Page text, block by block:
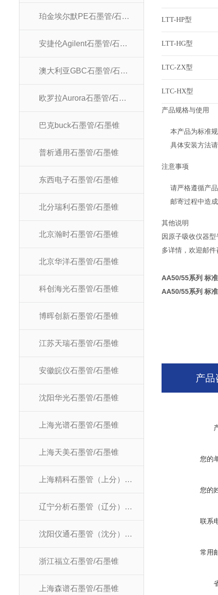
珀金埃尔默PE石墨管/石墨锥
安捷伦Agilent石墨管/石墨锥
澳大利亚GBC石墨管/石墨锥
欧罗拉Aurora石墨管/石墨锥
巴克buck石墨管/石墨锥
普析通用石墨管/石墨锥
东西电子石墨管/石墨锥
北分瑞利石墨管/石墨锥
北京瀚时石墨管/石墨锥
北京华洋石墨管/石墨锥
科创海光石墨管/石墨锥
博晖创新石墨管/石墨锥
江苏天瑞石墨管/石墨锥
安徽皖仪石墨管/石墨锥
沈阳华光石墨管/石墨锥
上海光谱石墨管/石墨锥
上海天美石墨管/石墨锥
上海精科石墨管（上分）/石墨锥
辽宁分析石墨管（辽分）/石墨锥
沈阳仪通石墨管（沈分）/石墨锥
浙江福立石墨管/石墨锥
上海森谱石墨管/石墨锥
LTT-HP型
LTT-HG型
LTC-ZX型
LTC-HX型
产品规格与使用
本产品为标准
具体安装方法
注意事项
请严格遵循产
邮寄过程中造
其他说明
因原子吸收仪器
多详情，欢迎邮
AA50/55系列 标
AA50/55系列 标
产品
您的
您的
联系
常用